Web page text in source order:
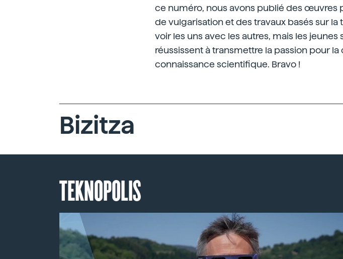
ce numéro, nous avons publié des œuvres
de vulgarisation et des travaux basés sur la
voir les uns avec les autres, mais les
réussissent à transmettre la passion pour
connaissance scientifique. Bravo !
Bizitza
TEKNOPOLIS